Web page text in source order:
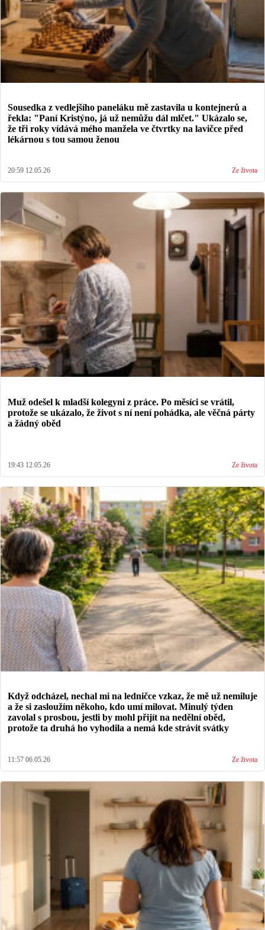
Sousedka z vedlejšího paneláku mě zastavila u kontejnerů a
řekla: "Paní Kristýno, já už nemůžu dál mlčet." Ukázalo se,
že tři roky vídává mého manžela ve čtvrtky na lavičce před
lékárnou s tou samou ženou
20:59 12.05.26 Ze života
Muž odešel k mladší kolegyni z práce. Po měsíci se vrátil,
protože se ukázalo, že život s ní není pohádka, ale věčná párty
a žádný oběd
19:43 12.05.26 Ze života
Když odcházel, nechal mi na ledničce vzkaz, že mě už nemiluje
a že si zasloužím někoho, kdo umí milovat. Minulý týden
zavolal s prosbou, jestli by mohl přijít na nedělní oběd,
protože ta druhá ho vyhodila a nemá kde strávit svátky
11:57 06.05.26 Ze života